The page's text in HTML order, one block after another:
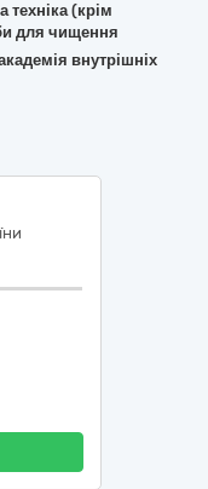
(крім
для чищення
внутрішніх